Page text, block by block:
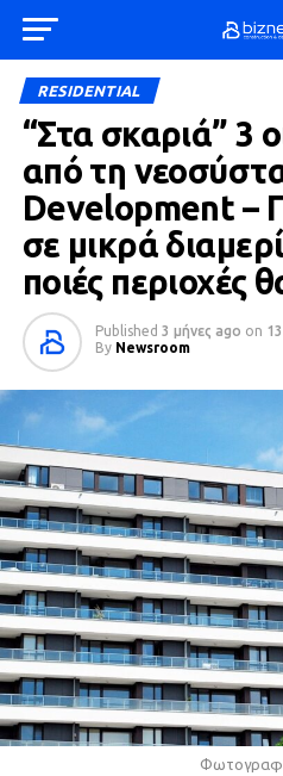
RESIDENTIAL
“Στα σκαριά” 3
από τη
Development –
σε μικρά
ποιές περιοχές
Published 3 μήνες ago on
By Newsroom